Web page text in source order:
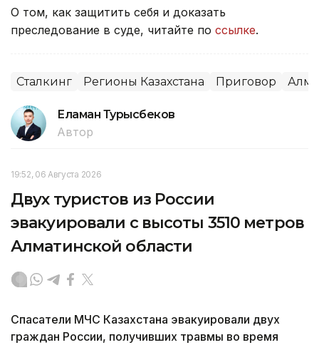
О том, как защитить себя и доказать
преследование в суде, читайте по ссылке.
Сталкинг Регионы Казахстана Приговор
Еламан Турысбеков
Автор
19:52, 06 Августа 2026
Двух туристов из России
эвакуировали с высоты 3510 метров
Алматинской области
Спасатели МЧС Казахстана эвакуировали двух
граждан России, получивших травмы во время